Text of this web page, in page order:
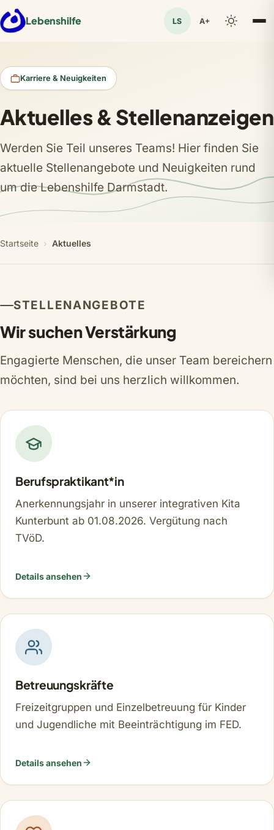
Lebenshilfe LS
Leichte Sprache
A+
Karriere & Neuigkeiten
Aktuelles & Stellenanzeigen
Werden Sie Teil unseres Teams! Hier finden Sie
aktuelle Stellenangebote und Neuigkeiten rund
um die Lebenshilfe Darmstadt.
Startseite Aktuelles
STELLENANGEBOTE
Wir suchen Verstärkung
Engagierte Menschen, die unser Team bereichern
möchten, sind bei uns herzlich willkommen.
Berufspraktikant*in
Anerkennungsjahr in unserer integrativen Kita
Kunterbunt ab 01.08.2026. Vergütung nach
TVöD.
Details ansehen
: Berufspraktikant*in im Anerkennungsjahr
Betreuungskräfte
Freizeitgruppen und Einzelbetreuung für Kinder
und Jugendliche mit Beeinträchtigung im FED.
Details ansehen
: Betreuungskräfte